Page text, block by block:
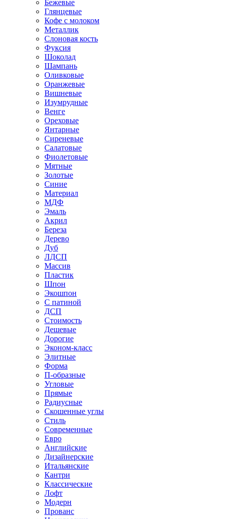
Бежевые
Глянцевые
Кофе с молоком
Металлик
Слоновая кость
Фуксия
Шоколад
Шампань
Оливковые
Оранжевые
Вишневые
Изумрудные
Венге
Ореховые
Янтарные
Сиреневые
Салатовые
Фиолетовые
Мятные
Золотые
Синие
Материал
МДФ
Эмаль
Акрил
Береза
Дерево
Дуб
ЛДСП
Массив
Пластик
Шпон
Экошпон
С патиной
ДСП
Стоимость
Дешевые
Дорогие
Эконом-класс
Элитные
Форма
П-образные
Угловые
Прямые
Радиусные
Скошенные углы
Стиль
Современные
Евро
Английские
Дизайнерские
Итальянские
Кантри
Классические
Лофт
Модерн
Прованс